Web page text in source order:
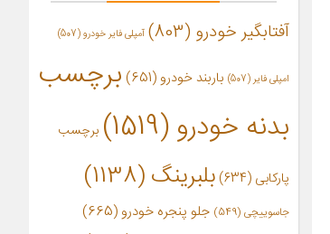
آفتابگیر خودرو (803) آمپلی فایر خودرو(507)
امپلی فایر (507) باربند خودرو(651)
برچسب
بدنه خودرو(1519) برچسب
پارکابی (634) بلبرینگ(1138)
جاسوییچی (549) جلو پنجره خودرو (665)